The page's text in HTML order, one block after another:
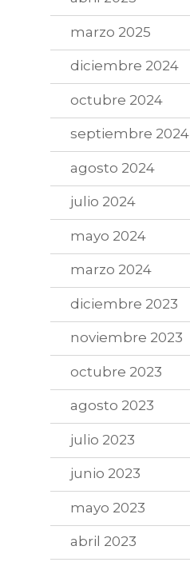
marzo 2025
diciembre 2024
octubre 2024
septiembre 2024
agosto 2024
julio 2024
mayo 2024
marzo 2024
diciembre 2023
noviembre 2023
octubre 2023
agosto 2023
julio 2023
junio 2023
mayo 2023
abril 2023